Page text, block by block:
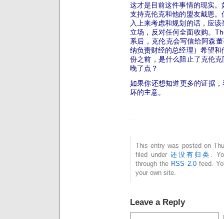
这才是目前这件事情的现实
支持克伦克和他的盟友戴恩
入上来考虑和规划的话，应
立场，反对任何全面收购。
系后，克伦克会写信给阿森
纳负责财经的总经理）希望
份之前，是什么阻止了克伦
晚了点？
如果你还想知道更多的证据
坏的主意。
This entry was posted on
filed under还没有归类
.
through the RSS 2.0feed.
your own site.
Leave a Reply